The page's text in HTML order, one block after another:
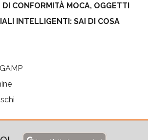
CONFORMITÀ MOCA, OGGETTI
INTELLIGENTI: SAI DI COSA